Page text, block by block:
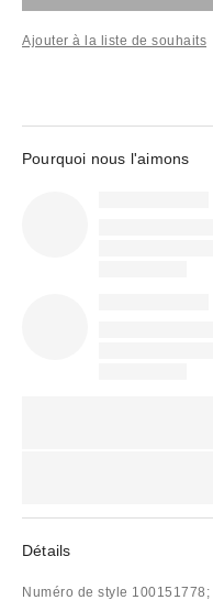
Ajouter à la liste de souhaits
Pourquoi nous l'aimons
Détails
Numéro de style 100151778;